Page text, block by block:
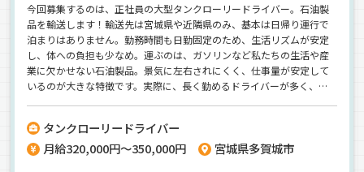
今回募集するのは、正社員の大型タンクローリードライバー。石油製
品を輸送します！輸送先は宮城県や近隣県のみ、基本は日帰り運行で
泊まりはありません。勤務時間も日勤固定のため、生活リズムが安定
し、体への負担も少なめ。運ぶのは、ガソリンなど私たちの生活や産
業に欠かせない石油製品。景気に左右されにくく、仕事量が安定して
いるのが大きな特徴です。実際に、長く勤めるドライバーが多く、将
場です。【結城運輸倉庫株式会社】でのお仕事ですが、応募はドラピ
タエージェントを通じてのご紹介になります！
タンクローリードライバー
月給320,000円～350,000円
宮城県多賀城市